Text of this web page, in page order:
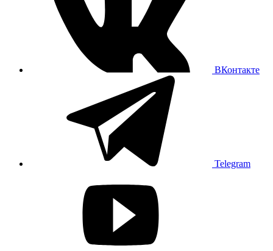
ВКонтакте
Telegram